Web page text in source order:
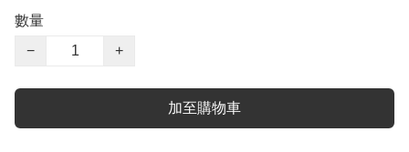
數量
−
+
加至購物車